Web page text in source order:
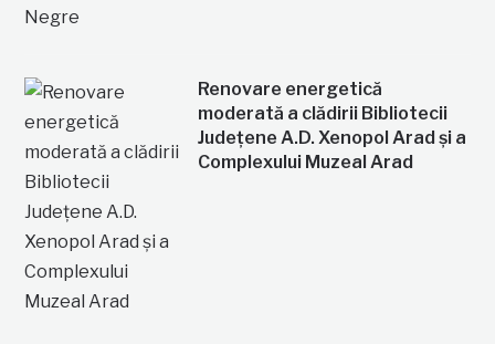
Renovare energetică
moderată a clădirii Bibliotecii
Județene A.D. Xenopol Arad și a
Complexului Muzeal Arad